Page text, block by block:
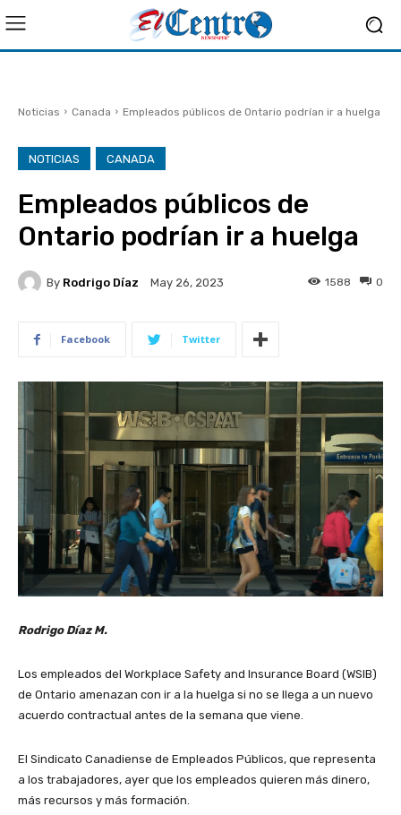
Noticias Canada Empleados públicos de Ontario podrían ir a huelga
NOTICIAS CANADA
Empleados públicos de
Ontario podrían ir a huelga
By Rodrigo Díaz May 26, 2023 0
1588
Facebook Twitter
Rodrigo Díaz M.
Los empleados del Workplace Safety and Insurance Board (WSIB)
de Ontario amenazan con ir a la huelga si no se llega a un nuevo
acuerdo contractual antes de la semana que viene.
El Sindicato Canadiense de Empleados Públicos, que representa
a los trabajadores, ayer que los empleados quieren más dinero,
más recursos y más formación.